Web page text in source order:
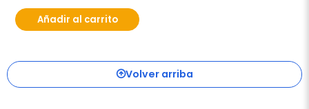
Añadir al carrito
Volver arriba